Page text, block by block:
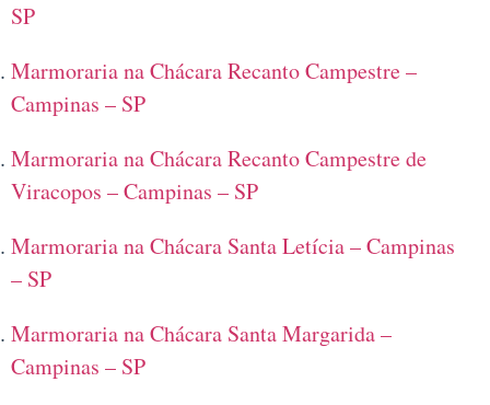
SP
Marmoraria na Chácara Recanto Campestre –
Campinas – SP
Marmoraria na Chácara Recanto Campestre de
Viracopos – Campinas – SP
Marmoraria na Chácara Santa Letícia – Campinas
– SP
Marmoraria na Chácara Santa Margarida –
Campinas – SP